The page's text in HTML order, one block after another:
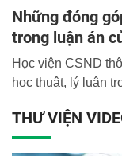
Những đóng
trong luận án
Học viện CSND
học thuật, lý luận
THƯ VIỆN